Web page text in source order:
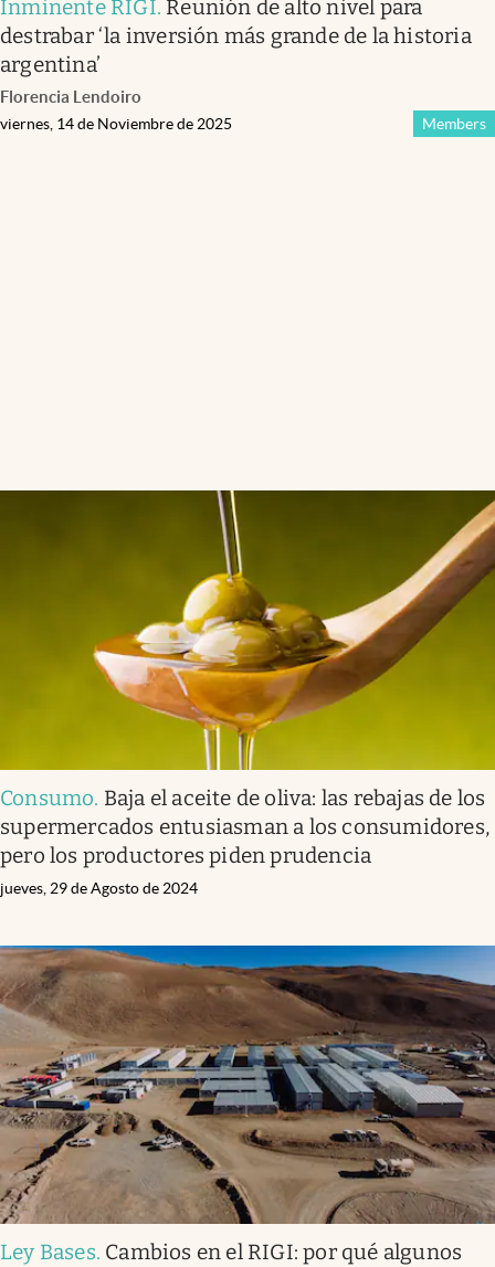
Inminente RIGI. Reunión de alto nivel para
destrabar ‘la inversión más grande de la historia
argentina’
Florencia Lendoiro
Members
viernes, 14 de Noviembre de 2025
Consumo. Baja el aceite de oliva: las rebajas de los
supermercados entusiasman a los consumidores,
pero los productores piden prudencia
jueves, 29 de Agosto de 2024
Ley Bases. Cambios en el RIGI: por qué algunos